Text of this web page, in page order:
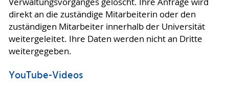
direkt an die zuständige Mitarbeiterin oder den
zuständigen Mitarbeiter innerhalb der Universität
weitergeleitet. Ihre Daten werden nicht an Dritte
weitergegeben.
YouTube-Videos